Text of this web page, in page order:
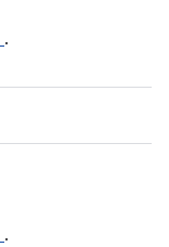
.
.